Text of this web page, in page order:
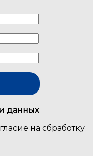
данных
на обработку